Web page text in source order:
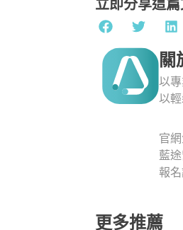
立即分享這
關
以
以
官
藍
報
更多推薦